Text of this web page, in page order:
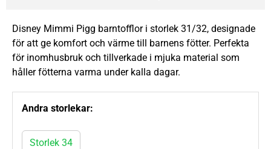
Disney Mimmi Pigg barntofflor i storlek 31/32, designade
för att ge komfort och värme till barnens fötter. Perfekta
för inomhusbruk och tillverkade i mjuka material som
håller fötterna varma under kalla dagar.
Andra storlekar:
Storlek 34